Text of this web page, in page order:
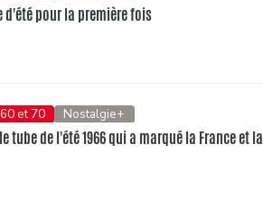
d'été pour la première fois
et 70 Nostalgie+
tube de l'été 1966 qui a marqué la France et la